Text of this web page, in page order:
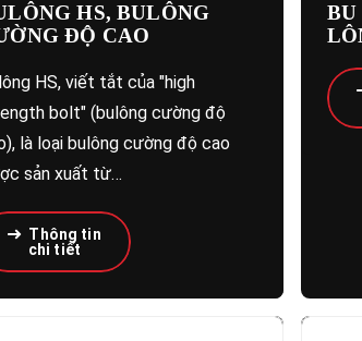
HS, BULÔNG
ĐỘ CAO
HS, viết tắt của "high
bolt" (bulông cường độ
là loại bulông cường độ cao
sản xuất từ…
Thông tin
chi tiết
BU